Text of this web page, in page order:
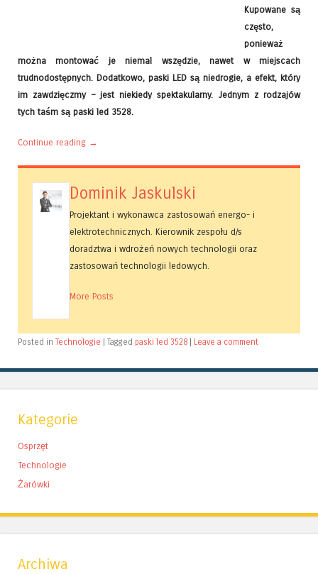
Kupowane są
często,
ponieważ
można montować je niemal wszędzie, nawet w miejscach
trudnodostępnych. Dodatkowo, paski LED są niedrogie, a efekt, który
im zawdzięczmy – jest niekiedy spektakularny. Jednym z rodzajów
tych taśm są paski led 3528.
Continue reading →
Dominik Jaskulski
Projektant i wykonawca zastosowań energo- i
elektrotechnicznych. Kierownik zespołu d/s
doradztwa i wdrożeń nowych technologii oraz
zastosowań technologii ledowych.
More Posts
Posted in Technologie | Tagged paski led 3528 | Leave a comment
Kategorie
Osprzęt
Technologie
Żarówki
Archiwa